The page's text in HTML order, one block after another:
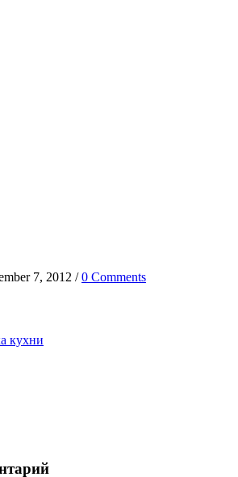
7, 2012 / 0 Comments
кухни